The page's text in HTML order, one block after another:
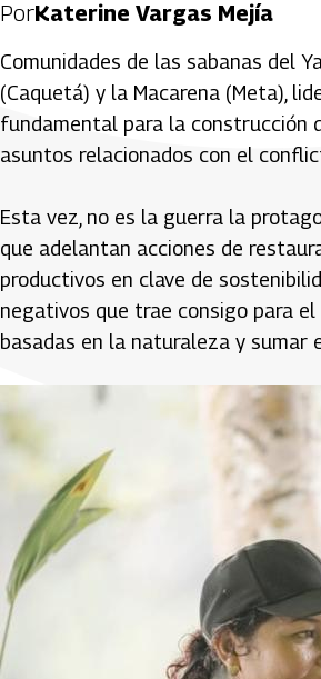
PorKaterine Vargas Mejía
Comunidades de las sabanas del
(Caquetá) y la Macarena (Meta),
fundamental para la construcción
asuntos relacionados con el
Esta vez, no es la guerra la
que adelantan acciones de
productivos en clave de
negativos que trae consigo para
basadas en la naturaleza y sumar